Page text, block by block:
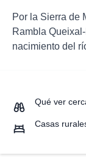
Por la Sierra de
Rambla
nacimiento del
Qué ver
Casas